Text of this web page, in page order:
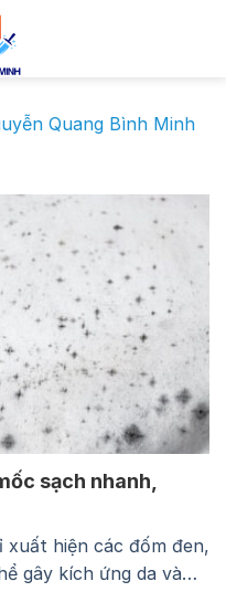
Quang Bình Minh
sạch nhanh,
xuất hiện các đốm đen,
gây kích ứng da và